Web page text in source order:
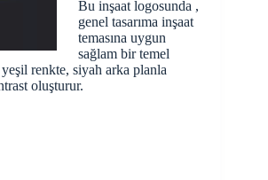
Bu inşaat logosunda ,
genel tasarıma inşaat
temasına uygun
sağlam bir temel
renkte, siyah arka planla
oluşturur.